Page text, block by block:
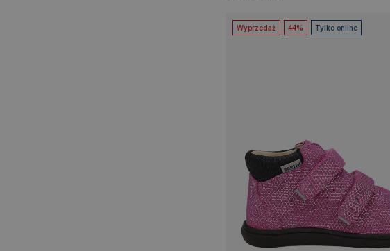
Wyprzedaż 44% Tylko online